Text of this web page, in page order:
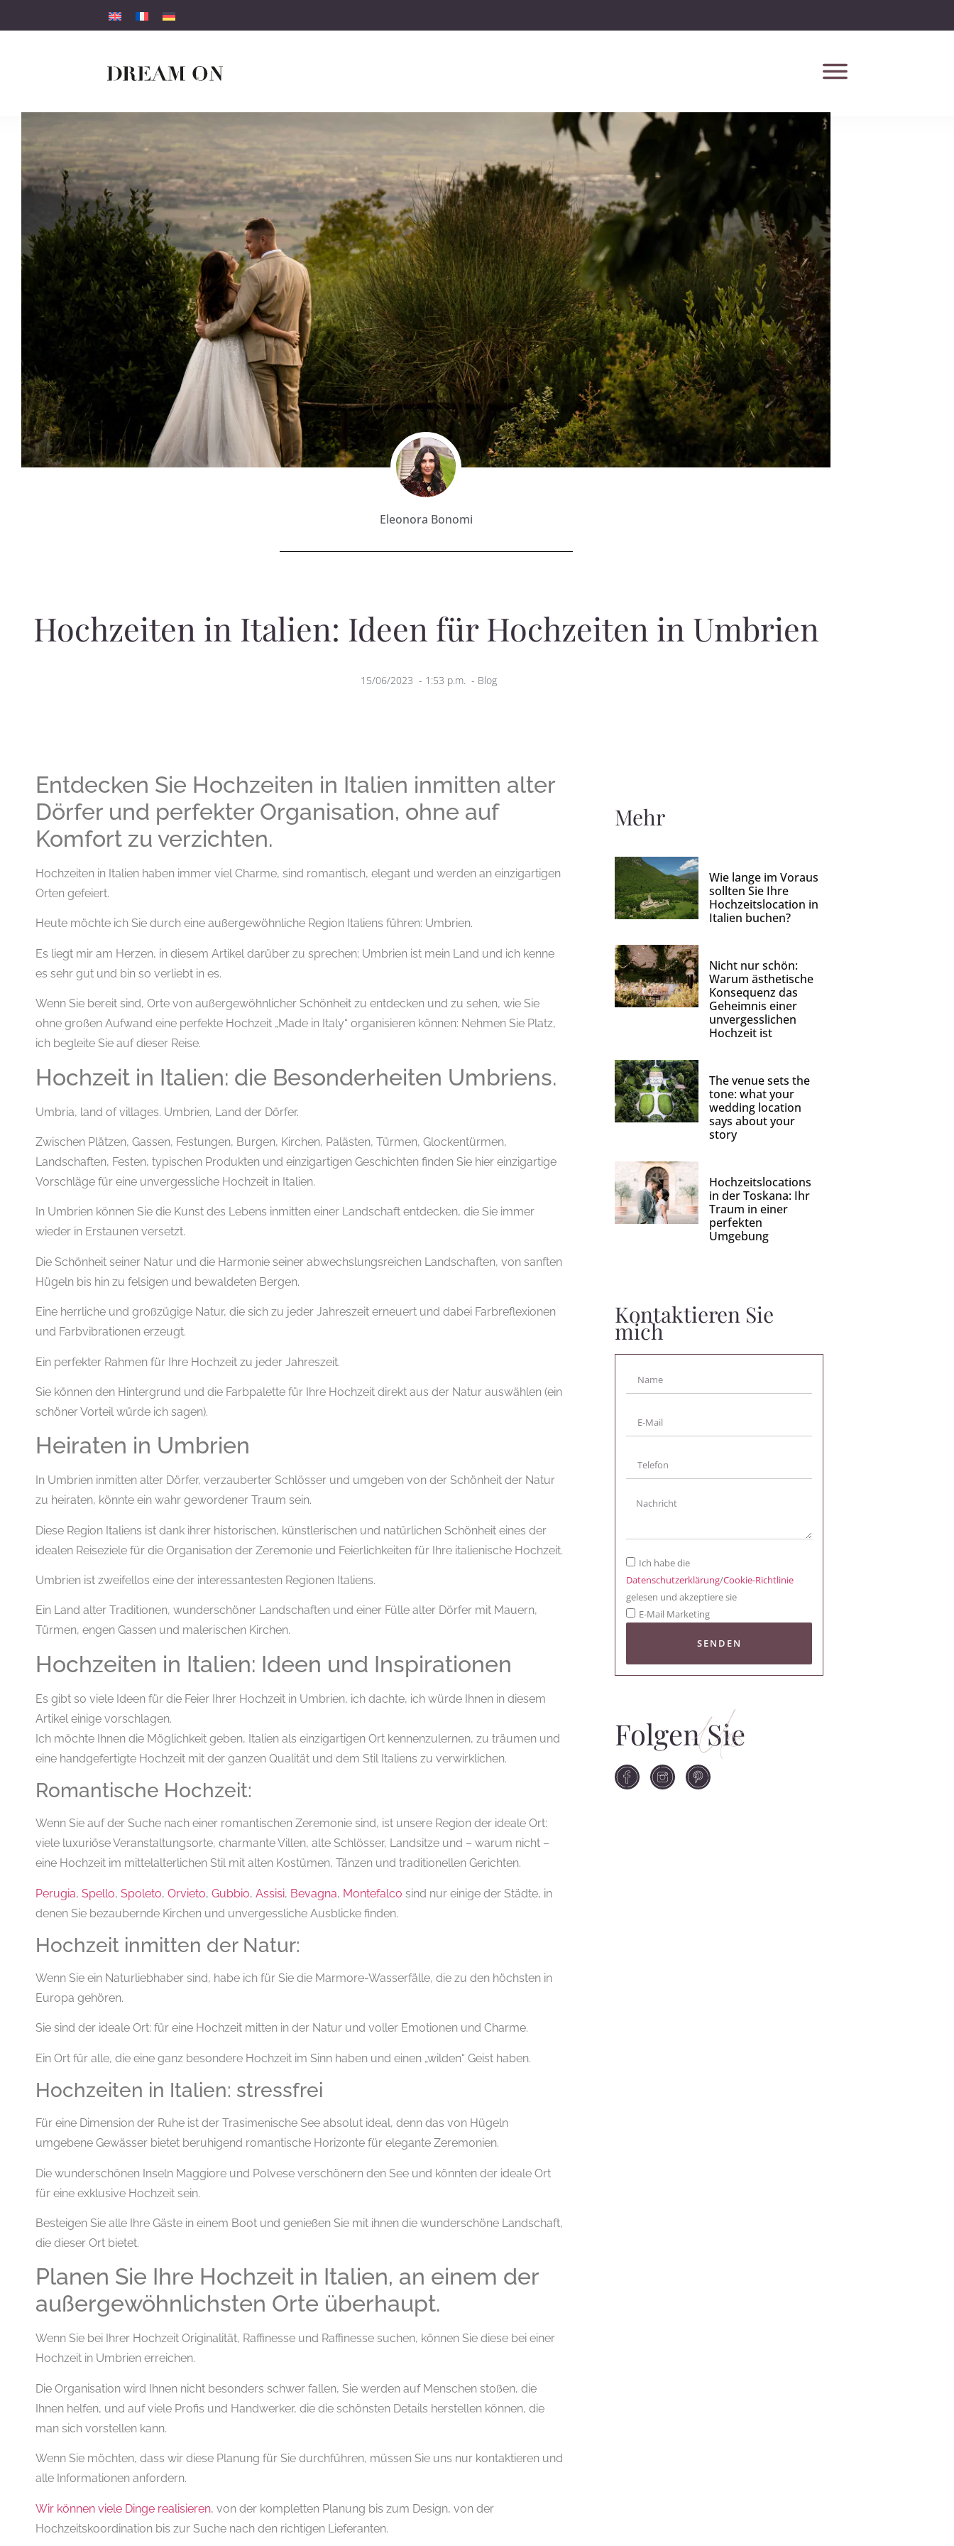
Eleonora Bonomi
Hochzeiten in Italien: Ideen für Hochzeiten in Umbrien
15/06/2023 - 1:53 p.m. - Blog
Entdecken Sie Hochzeiten in Italien inmitten alter
Dörfer und perfekter Organisation, ohne auf
Komfort zu verzichten.
Hochzeiten in Italien haben immer viel Charme, sind romantisch, elegant und werden an einzigartigen
Orten gefeiert.
Heute möchte ich Sie durch eine außergewöhnliche Region Italiens führen: Umbrien.
Es liegt mir am Herzen, in diesem Artikel darüber zu sprechen; Umbrien ist mein Land und ich kenne
es sehr gut und bin so verliebt in es.
Wenn Sie bereit sind, Orte von außergewöhnlicher Schönheit zu entdecken und zu sehen, wie Sie
ohne großen Aufwand eine perfekte Hochzeit „Made in Italy“ organisieren können: Nehmen Sie Platz,
ich begleite Sie auf dieser Reise.
Hochzeit in Italien: die Besonderheiten Umbriens.
Umbria, land of villages. Umbrien, Land der Dörfer.
Zwischen Plätzen, Gassen, Festungen, Burgen, Kirchen, Palästen, Türmen, Glockentürmen,
Landschaften, Festen, typischen Produkten und einzigartigen Geschichten finden Sie hier einzigartige
Vorschläge für eine unvergessliche Hochzeit in Italien.
In Umbrien können Sie die Kunst des Lebens inmitten einer Landschaft entdecken, die Sie immer
wieder in Erstaunen versetzt.
Die Schönheit seiner Natur und die Harmonie seiner abwechslungsreichen Landschaften, von sanften
Hügeln bis hin zu felsigen und bewaldeten Bergen.
Eine herrliche und großzügige Natur, die sich zu jeder Jahreszeit erneuert und dabei Farbreflexionen
und Farbvibrationen erzeugt.
Ein perfekter Rahmen für Ihre Hochzeit zu jeder Jahreszeit.
Sie können den Hintergrund und die Farbpalette für Ihre Hochzeit direkt aus der Natur auswählen (ein
schöner Vorteil würde ich sagen).
Heiraten in Umbrien
In Umbrien inmitten alter Dörfer, verzauberter Schlösser und umgeben von der Schönheit der Natur
zu heiraten, könnte ein wahr gewordener Traum sein.
Diese Region Italiens ist dank ihrer historischen, künstlerischen und natürlichen Schönheit eines der
idealen Reiseziele für die Organisation der Zeremonie und Feierlichkeiten für Ihre italienische Hochzeit.
Umbrien ist zweifellos eine der interessantesten Regionen Italiens.
Ein Land alter Traditionen, wunderschöner Landschaften und einer Fülle alter Dörfer mit Mauern,
Türmen, engen Gassen und malerischen Kirchen.
Hochzeiten in Italien: Ideen und Inspirationen
Es gibt so viele Ideen für die Feier Ihrer Hochzeit in Umbrien, ich dachte, ich würde Ihnen in diesem
Artikel einige vorschlagen.
Ich möchte Ihnen die Möglichkeit geben, Italien als einzigartigen Ort kennenzulernen, zu träumen und
eine handgefertigte Hochzeit mit der ganzen Qualität und dem Stil Italiens zu verwirklichen.
Romantische Hochzeit:
Wenn Sie auf der Suche nach einer romantischen Zeremonie sind, ist unsere Region der ideale Ort:
viele luxuriöse Veranstaltungsorte, charmante Villen, alte Schlösser, Landsitze und – warum nicht –
eine Hochzeit im mittelalterlichen Stil mit alten Kostümen, Tänzen und traditionellen Gerichten.
Perugia, Spello, Spoleto, Orvieto, Gubbio, Assisi, Bevagna, Montefalco sind nur einige der Städte, in
denen Sie bezaubernde Kirchen und unvergessliche Ausblicke finden.
Hochzeit inmitten der Natur:
Wenn Sie ein Naturliebhaber sind, habe ich für Sie die Marmore-Wasserfälle, die zu den höchsten in
Europa gehören.
Sie sind der ideale Ort: für eine Hochzeit mitten in der Natur und voller Emotionen und Charme.
Ein Ort für alle, die eine ganz besondere Hochzeit im Sinn haben und einen „wilden“ Geist haben.
Hochzeiten in Italien: stressfrei
Für eine Dimension der Ruhe ist der Trasimenische See absolut ideal, denn das von Hügeln
umgebene Gewässer bietet beruhigend romantische Horizonte für elegante Zeremonien.
Die wunderschönen Inseln Maggiore und Polvese verschönern den See und könnten der ideale Ort
für eine exklusive Hochzeit sein.
Besteigen Sie alle Ihre Gäste in einem Boot und genießen Sie mit ihnen die wunderschöne Landschaft,
die dieser Ort bietet.
Planen Sie Ihre Hochzeit in Italien, an einem der
außergewöhnlichsten Orte überhaupt.
Wenn Sie bei Ihrer Hochzeit Originalität, Raffinesse und Raffinesse suchen, können Sie diese bei einer
Hochzeit in Umbrien erreichen.
Die Organisation wird Ihnen nicht besonders schwer fallen, Sie werden auf Menschen stoßen, die
Ihnen helfen, und auf viele Profis und Handwerker, die die schönsten Details herstellen können, die
man sich vorstellen kann.
Wenn Sie möchten, dass wir diese Planung für Sie durchführen, müssen Sie uns nur kontaktieren und
alle Informationen anfordern.
Wir können viele Dinge realisieren, von der kompletten Planung bis zum Design, von der
Hochzeitskoordination bis zur Suche nach den richtigen Lieferanten.
Mehr
Wie lange im Voraus
sollten Sie Ihre
Hochzeitslocation in
Italien buchen?
Nicht nur schön:
Warum ästhetische
Konsequenz das
Geheimnis einer
unvergesslichen
Hochzeit ist
The venue sets the
tone: what your
wedding location
says about your
story
Hochzeitslocations
in der Toskana: Ihr
Traum in einer
perfekten
Umgebung
Kontaktieren Sie
mich
Ich habe die
Datenschutzerklärung/Cookie-Richtlinie
gelesen und akzeptiere sie
E-Mail Marketing
SENDEN
Folgen Sie
Uns